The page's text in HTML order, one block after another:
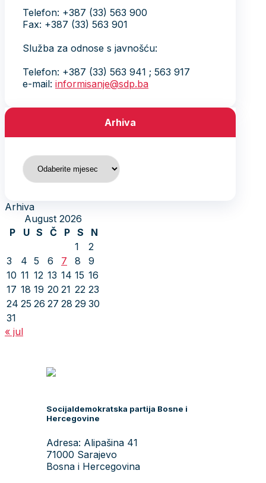
Telefon: +387 (33) 563 900
Fax: +387 (33) 563 901
Služba za odnose s javnošću:
Telefon: +387 (33) 563 941 ; 563 917
e-mail: informisanje@sdp.ba
Arhiva
Arhiva
Arhiva
August 2026
P
U S Č P S
N
1
2
3
4 5 6 7 8
9
10 11 12 13 14 15 16
17 18 19 20 21 22 23
24 25 26 27 28 29 30
31
« jul
Socijaldemokratska partija Bosne i
Hercegovine
Adresa: Alipašina 41
71000 Sarajevo
Bosna i Hercegovina